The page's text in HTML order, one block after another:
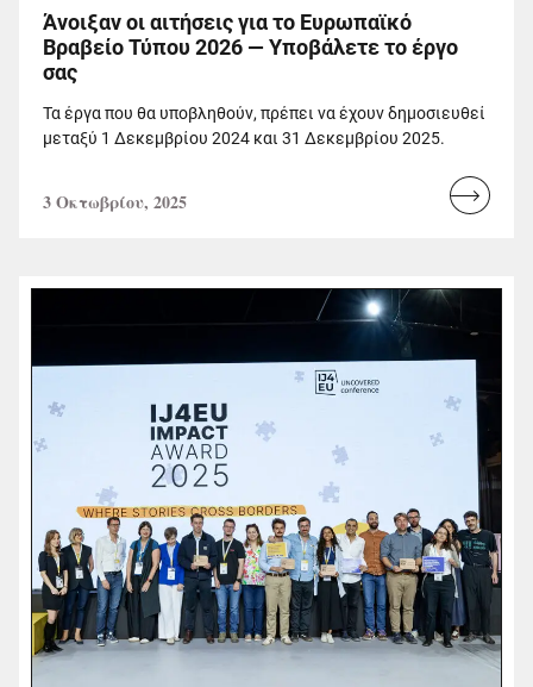
Άνοιξαν οι αιτήσεις για το Ευρωπαϊκό
Βραβείο Τύπου 2026 — Υποβάλετε το έργο
σας
Τα έργα που θα υποβληθούν, πρέπει να έχουν δημοσιευθεί
μεταξύ 1 Δεκεμβρίου 2024 και 31 Δεκεμβρίου 2025.
3 Οκτωβρίου, 2025
Read